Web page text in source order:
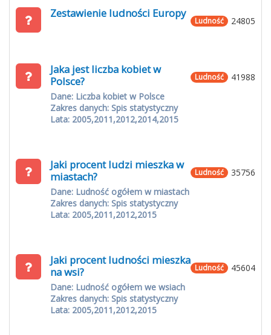
24805
Ludność
Zestawienie ludności Europy
41988
Ludność
Jaka jest liczba kobiet w
Polsce?
Dane: Liczba kobiet w Polsce
Zakres danych: Spis statystyczny
Lata: 2005,2011,2012,2014,2015
35756
Ludność
Jaki procent ludzi mieszka w
miastach?
Dane: Ludność ogółem w miastach
Zakres danych: Spis statystyczny
Lata: 2005,2011,2012,2015
45604
Ludność
Jaki procent ludności mieszka
na wsi?
Dane: Ludność ogółem we wsiach
Zakres danych: Spis statystyczny
Lata: 2005,2011,2012,2015